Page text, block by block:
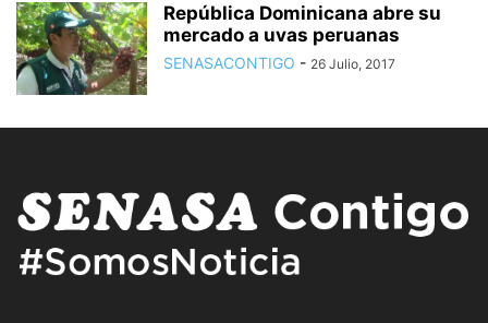
República Dominicana abre su
mercado a uvas peruanas
SENASACONTIGO - 26 Julio, 2017